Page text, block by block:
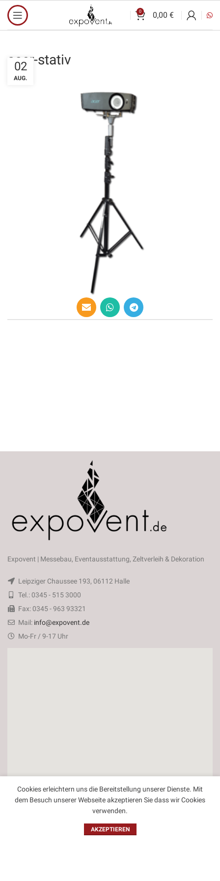
0 0,00 €
acer-stativ
02
AUG.
Expovent | Messebau, Eventausstattung, Zeltverleih & Dekoration
Leipziger Chaussee 193, 06112 Halle
Tel.: 0345 - 515 3000
Fax: 0345 - 963 93321
Mail: info@expovent.de
Mo-Fr / 9-17 Uhr
Cookies erleichtern uns die Bereitstellung unserer Dienste. Mit
dem Besuch unserer Webseite akzeptieren Sie dass wir Cookies
verwenden.
AKZEPTIEREN